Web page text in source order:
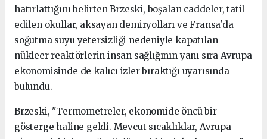
hatırlattığını belirten Brzeski, boşalan caddeler, tatil
edilen okullar, aksayan demiryolları ve Fransa'da
soğutma suyu yetersizliği nedeniyle kapatılan
nükleer reaktörlerin insan sağlığının yanı sıra Avrupa
ekonomisinde de kalıcı izler bıraktığı uyarısında
bulundu.
Brzeski, "Termometreler, ekonomide öncü bir
gösterge haline geldi. Mevcut sıcaklıklar, Avrupa